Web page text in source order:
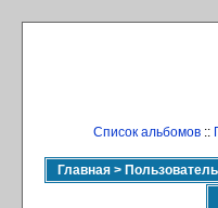
Список альбомов ::
Главная >